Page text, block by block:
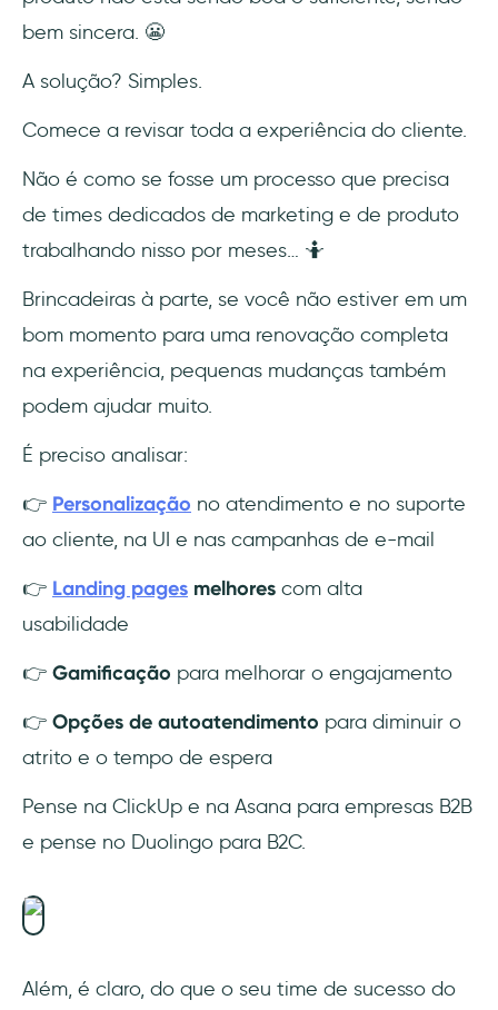
bem sincera. 😬
A solução? Simples.
Comece a revisar toda a experiência do cliente.
Não é como se fosse um processo que precisa
de times dedicados de marketing e de produto
trabalhando nisso por meses… 🤷
Brincadeiras à parte, se você não estiver em um
bom momento para uma renovação completa
na experiência, pequenas mudanças também
podem ajudar muito.
É preciso analisar:
👉 Personalização no atendimento e no suporte
ao cliente, na UI e nas campanhas de e-mail
👉 Landing pages melhores com alta
usabilidade
👉 Gamificação para melhorar o engajamento
👉 Opções de autoatendimento para diminuir o
atrito e o tempo de espera
Pense na ClickUp e na Asana para empresas B2B
e pense no Duolingo para B2C.
Além, é claro, do que o seu time de sucesso do